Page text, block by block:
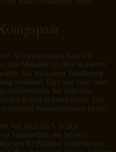
Schwiegervaters habe ich
Die Medaille mit dem Konterfei
ihm nach einer Wanderung
verliehen. Dies war zwei Jahre
bei dem eine
König heiraten durfte. Der
dortigen Wandervereinen ist mir
von euch noch an den
Sommerlath, die bei den
ihr Blaublut kennenlernte.